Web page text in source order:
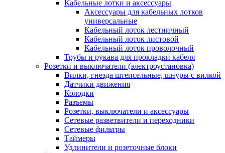
Кабельные лотки и аксессуары
Аксессуары для кабельных лотков
универсальные
Кабельный лоток лестничный
Кабельный лоток листовой
Кабельный лоток проволочный
Трубы и рукава для прокладки кабеля
Розетки и выключатели (электроустановка)
Вилки, гнезда штепсельные, шнуры с вилкой
Датчики движения
Колодки
Разъемы
Розетки, выключатели и аксессуары
Сетевые разветвители и переходники
Сетевые фильтры
Таймеры
Удлинители и розеточные блоки